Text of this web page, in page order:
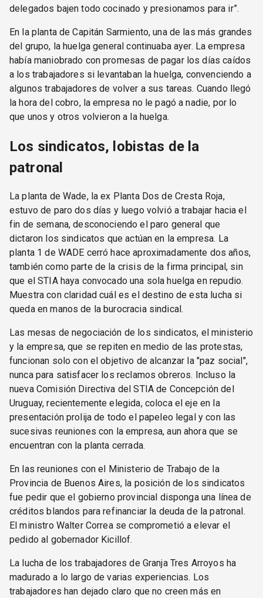
delegados bajen todo cocinado y presionamos para ir”.
En la planta de Capitán Sarmiento, una de las más grandes
del grupo, la huelga general continuaba ayer. La empresa
había maniobrado con promesas de pagar los días caídos
a los trabajadores si levantaban la huelga, convenciendo a
algunos trabajadores de volver a sus tareas. Cuando llegó
la hora del cobro, la empresa no le pagó a nadie, por lo
que unos y otros volvieron a la huelga.
Los sindicatos, lobistas de la
patronal
La planta de Wade, la ex Planta Dos de Cresta Roja,
estuvo de paro dos días y luego volvió a trabajar hacia el
fin de semana, desconociendo el paro general que
dictaron los sindicatos que actúan en la empresa. La
planta 1 de WADE cerró hace aproximadamente dos años,
también como parte de la crisis de la firma principal, sin
que el STIA haya convocado una sola huelga en repudio.
Muestra con claridad cuál es el destino de esta lucha si
queda en manos de la burocracia sindical.
Las mesas de negociación de los sindicatos, el ministerio
y la empresa, que se repiten en medio de las protestas,
funcionan solo con el objetivo de alcanzar la "paz social",
nunca para satisfacer los reclamos obreros. Incluso la
nueva Comisión Directiva del STIA de Concepción del
Uruguay, recientemente elegida, coloca el eje en la
presentación prolija de todo el papeleo legal y con las
sucesivas reuniones con la empresa, aun ahora que se
encuentran con la planta cerrada.
En las reuniones con el Ministerio de Trabajo de la
Provincia de Buenos Aires, la posición de los sindicatos
fue pedir que el gobierno provincial disponga una línea de
créditos blandos para refinanciar la deuda de la patronal.
El ministro Walter Correa se comprometió a elevar el
pedido al gobernador Kicillof.
La lucha de los trabajadores de Granja Tres Arroyos ha
madurado a lo largo de varias experiencias. Los
trabajadores han dejado claro que no creen más en